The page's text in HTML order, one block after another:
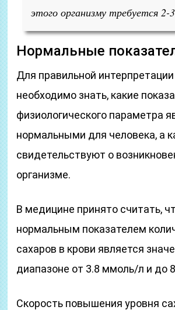
этого организму требуется 2-
Нормальные
Для правильной
необходимо знать, какие
физиологического параметра
нормальными для человека, а
свидетельствуют о
организме.
В медицине принято считать,
нормальным показателем
сахаров в крови является
диапазоне от 3.8 ммоль/л и до
Скорость повышения уровня